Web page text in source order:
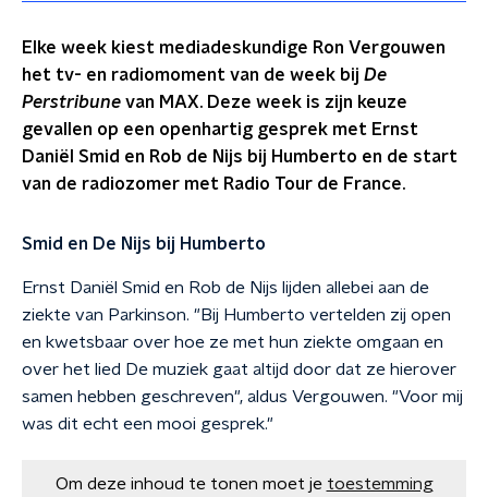
Elke week kiest mediadeskundige Ron Vergouwen
het tv- en radiomoment van de week bij De
Perstribune van MAX. Deze week is zijn keuze
gevallen op een openhartig gesprek met Ernst
Daniël Smid en Rob de Nijs bij Humberto en de start
van de radiozomer met Radio Tour de France.
Smid en De Nijs bij Humberto
Ernst Daniël Smid en Rob de Nijs lijden allebei aan de
ziekte van Parkinson. "Bij Humberto vertelden zij open
en kwetsbaar over hoe ze met hun ziekte omgaan en
over het lied De muziek gaat altijd door dat ze hierover
samen hebben geschreven", aldus Vergouwen. "Voor mij
was dit echt een mooi gesprek."
Om deze inhoud te tonen moet je toestemming